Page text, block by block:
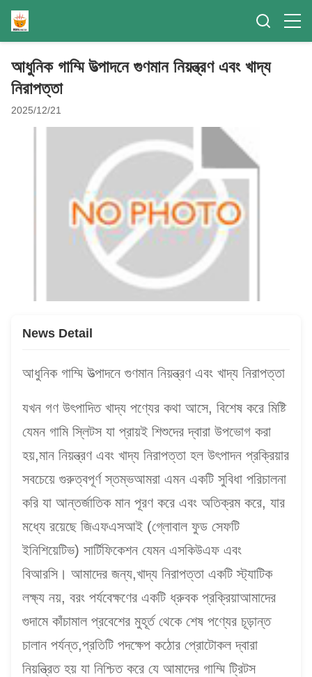
আধুনিক গাম্মি উত্পাদনে গুণমান নিয়ন্ত্রণ এবং খাদ্য
নিরাপত্তা
2025/12/21
News Detail
আধুনিক গাম্মি উত্পাদনে গুণমান নিয়ন্ত্রণ এবং খাদ্য নিরাপত্তা
যখন গণ উৎপাদিত খাদ্য পণ্যের কথা আসে, বিশেষ করে মিষ্টি
যেমন গামি স্লিটস যা প্রায়ই শিশুদের দ্বারা উপভোগ করা
হয়,মান নিয়ন্ত্রণ এবং খাদ্য নিরাপত্তা হল উৎপাদন প্রক্রিয়ার
সবচেয়ে গুরুত্বপূর্ণ স্তম্ভআমরা এমন একটি সুবিধা পরিচালনা
করি যা আন্তর্জাতিক মান পূরণ করে এবং অতিক্রম করে, যার
মধ্যে রয়েছে জিএফএসআই (গ্লোবাল ফুড সেফটি
ইনিশিয়েটিভ) সার্টিফিকেশন যেমন এসকিউএফ এবং
বিআরসি। আমাদের জন্য,খাদ্য নিরাপত্তা একটি স্ট্যাটিক
লক্ষ্য নয়, বরং পর্যবেক্ষণের একটি ধ্রুবক প্রক্রিয়াআমাদের
গুদামে কাঁচামাল প্রবেশের মুহূর্ত থেকে শেষ পণ্যের চূড়ান্ত
চালান পর্যন্ত,প্রতিটি পদক্ষেপ কঠোর প্রোটোকল দ্বারা
নিয়ন্ত্রিত হয় যা নিশ্চিত করে যে আমাদের গাম্মি ট্রিটস